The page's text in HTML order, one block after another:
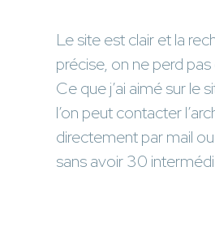
Le site est clair et la
précise, on ne perd
Ce que j’ai aimé sur le
l’on peut contacter
directement par mail
sans avoir 30